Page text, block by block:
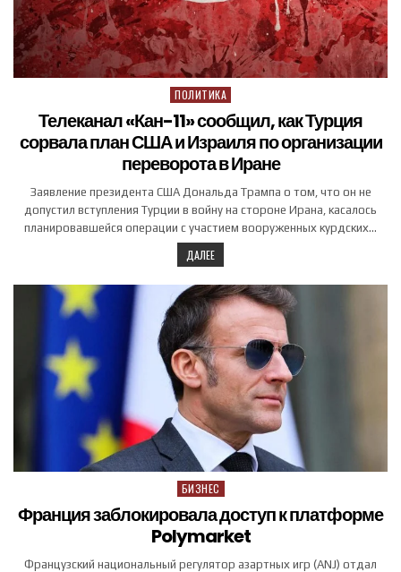
Posted in
ПОЛИТИКА
Телеканал «Кан-11» сообщил, как Турция
сорвала план США и Израиля по организации
переворота в Иране
Заявление президента США Дональда Трампа о том, что он не
допустил вступления Турции в войну на стороне Ирана, касалось
планировавшейся операции с участием вооруженных курдских…
ДАЛЕЕ
Posted in
БИЗНЕС
Франция заблокировала доступ к платформе
Polymarket
Французский национальный регулятор азартных игр (ANJ) отдал